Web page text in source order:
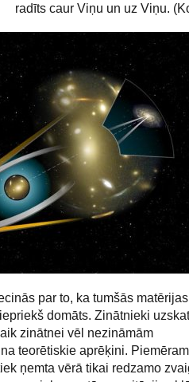
radīts caur Viņu un uz Viņu.
par to, ka tumšās
domāts. Zinātnieki
zinātnei vēl nezināmām
teorētiskie aprēķini.
ņemta vērā tikai redzamo